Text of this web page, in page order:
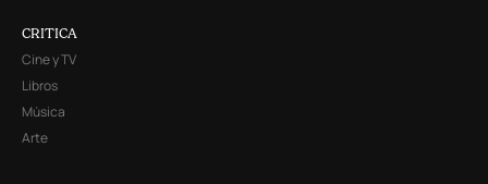
CRITICA
Cine y TV
Libros
Música
Arte